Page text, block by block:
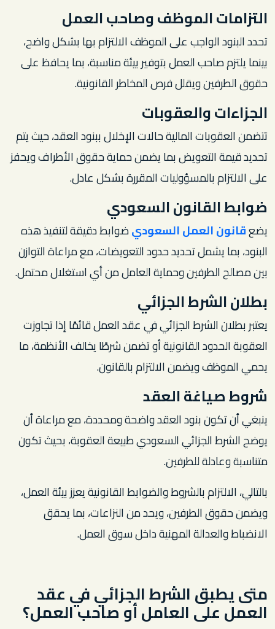
التزامات الموظف وصاحب العمل
تحدد البنود الواجب على الموظف الالتزام بها بشكل واضح،
بينما يلتزم صاحب العمل بتوفير بيئة مناسبة، بما يحافظ على
حقوق الطرفين ويقلل فرص المخاطر القانونية.
الجزاءات والعقوبات
تتضمن العقوبات المالية حالات الإخلال ببنود العقد، حيث يتم
تحديد قيمة التعويض بما يضمن حماية حقوق الأطراف ويحفز
على الالتزام بالمسؤوليات المقررة بشكل عادل.
ضوابط القانون السعودي
يضعقانون العمل السعوديضوابط دقيقة لتنفيذ هذه
البنود، بما يشمل تحديد حدود التعويضات، مع مراعاة التوازن
بين مصالح الطرفين وحماية العامل من أي استغلال محتمل.
بطلان الشرط الجزائي
يعتبر بطلان الشرط الجزائي في عقد العمل قائمًا إذا تجاوزت
العقوبة الحدود القانونية أو تضمن شرطًا يخالف الأنظمة، ما
يحمي الموظف ويضمن الالتزام بالقانون.
شروط صياغة العقد
ينبغي أن تكون بنود العقد واضحة ومحددة، مع مراعاة أن
يوضح الشرط الجزائي السعودي طبيعة العقوبة، بحيث تكون
متناسبة وعادلة للطرفين.
بالتالي، الالتزام بالشروط والضوابط القانونية يعزز بيئة العمل،
ويضمن حقوق الطرفين، ويحد من النزاعات، بما يحقق
الانضباط والعدالة المهنية داخل سوق العمل.
متى يطبق الشرط الجزائي في عقد
العمل على العامل أو صاحب العمل؟